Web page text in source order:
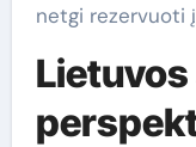
netgi rezervuoti